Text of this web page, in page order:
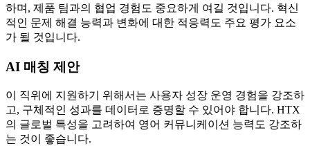
하며, 제품 팀과의 협업 경험도 중요하게 여길 것입니다. 혁신
적인 문제 해결 능력과 변화에 대한 적응력도 주요 평가 요소
가 될 것입니다.
AI 매칭 제안
이 직위에 지원하기 위해서는 사용자 성장 운영 경험을 강조하
고, 구체적인 성과를 데이터로 증명할 수 있어야 합니다. HTX
의 글로벌 특성을 고려하여 영어 커뮤니케이션 능력도 강조하
는 것이 좋습니다.